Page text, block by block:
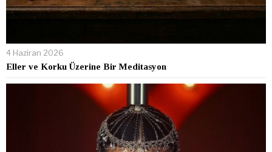
4 Haziran 2026
Eller ve Korku Üzerine Bir Meditasyon